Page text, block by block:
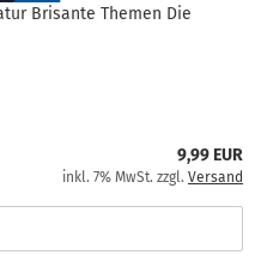
Brisante Themen Die
9,99 EUR
inkl. 7% MwSt. zzgl. Versand